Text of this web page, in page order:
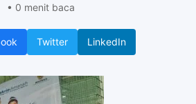
• 0 menit baca
Twitter LinkedIn